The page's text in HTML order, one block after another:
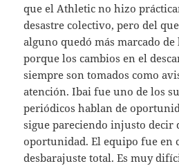
que el Athletic no hizo
desastre colectivo, pero del
alguno quedó más marcado de
porque los cambios en el
siempre son tomados como
atención. Ibai fue uno de los
periódicos hablan de
sigue pareciendo injusto decir
oportunidad. El equipo fue en
desbarajuste total. Es muy